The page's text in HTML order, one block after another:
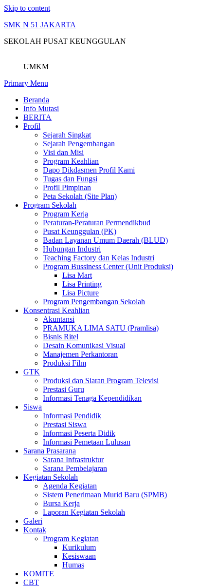
Skip to content
SMK N 51 JAKARTA
SEKOLAH PUSAT KEUNGGULAN
UMKM
Primary Menu
Beranda
Info Mutasi
BERITA
Profil
Sejarah Singkat
Sejarah Pengembangan
Visi dan Misi
Program Keahlian
Dapo Dikdasmen Profil Kami
Tugas dan Fungsi
Profil Pimpinan
Peta Sekolah (Site Plan)
Program Sekolah
Program Kerja
Peraturan-Peraturan Permendikbud
Pusat Keunggulan (PK)
Badan Layanan Umum Daerah (BLUD)
Hubungan Industri
Teaching Factory dan Kelas Industri
Program Bussiness Center (Unit Produksi)
Lisa Mart
Lisa Printing
Lisa Picture
Program Pengembangan Sekolah
Konsentrasi Keahlian
Akuntansi
PRAMUKA LIMA SATU (Pramlisa)
Bisnis Ritel
Desain Komunikasi Visual
Manajemen Perkantoran
Produksi Film
GTK
Produksi dan Siaran Program Televisi
Prestasi Guru
Informasi Tenaga Kependidikan
Siswa
Informasi Pendidik
Prestasi Siswa
Informasi Peserta Didik
Informasi Pemetaan Lulusan
Sarana Prasarana
Sarana Infrastruktur
Sarana Pembelajaran
Kegiatan Sekolah
Agenda Kegiatan
Sistem Penerimaan Murid Baru (SPMB)
Bursa Kerja
Laporan Kegiatan Sekolah
Galeri
Kontak
Program Kegiatan
Kurikulum
Kesiswaan
Humas
KOMITE
CBT